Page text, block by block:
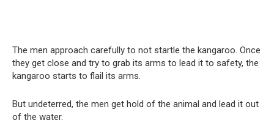
The men approach carefully to not startle the kangaroo. Once
they get close and try to grab its arms to lead it to safety, the
kangaroo starts to flail its arms.
But undeterred, the men get hold of the animal and lead it out
of the water.